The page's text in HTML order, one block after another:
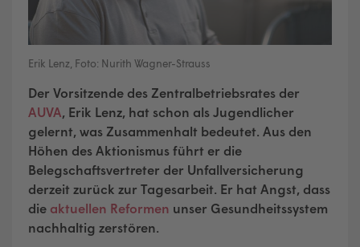
Erik Lenz, Foto: Nurith Wagner-Strauss
Der Vorsitzende des Zentralbetriebsrates der
AUVA, Erik Lenz, hat schon als Jugendlicher
gelernt, was Zusammenhalt bedeutet. Aus den
Höhen des Aktionismus führt er die
Belegschaftsvertreter der Unfallversicherung
derzeit zurück zur Tagesarbeit. Er hat Angst, dass
die aktuellen Reformen unser Gesundheitssystem
nachhaltig zerstören.